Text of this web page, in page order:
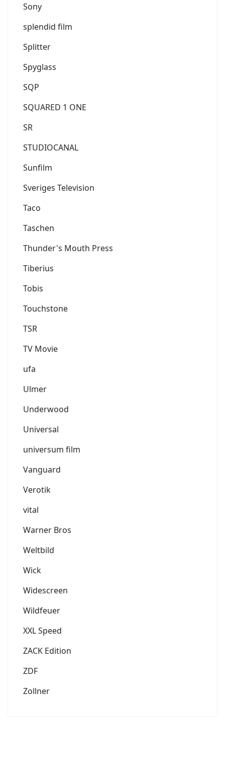
Sony
splendid film
Splitter
Spyglass
SQP
SQUARED 1 ONE
SR
STUDIOCANAL
Sunfilm
Sveriges Television
Taco
Taschen
Thunder's Mouth Press
Tiberius
Tobis
Touchstone
TSR
TV Movie
ufa
Ulmer
Underwood
Universal
universum film
Vanguard
Verotik
vital
Warner Bros
Weltbild
Wick
Widescreen
Wildfeuer
XXL Speed
ZACK Edition
ZDF
Zollner